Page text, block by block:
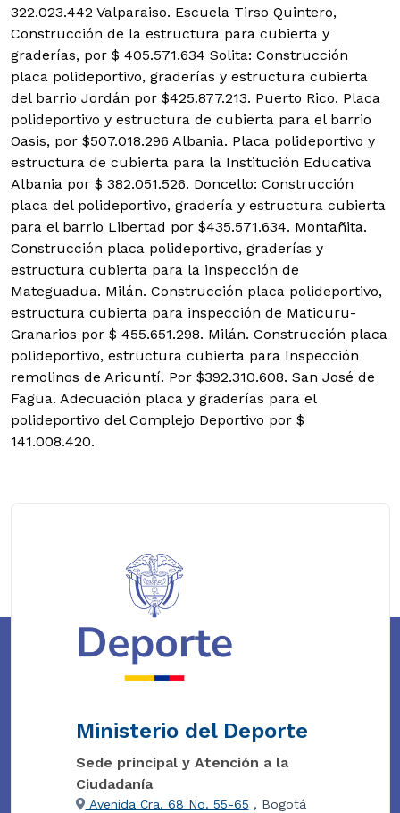
322.023.442 Valparaiso. Escuela Tirso Quintero,
Construcción de la estructura para cubierta y
graderías, por $ 405.571.634 Solita: Construcción
placa polideportivo, graderías y estructura cubierta
del barrio Jordán por $425.877.213. Puerto Rico. Placa
polideportivo y estructura de cubierta para el barrio
Oasis, por $507.018.296 Albania. Placa polideportivo y
estructura de cubierta para la Institución Educativa
Albania por $ 382.051.526. Doncello: Construcción
placa del polideportivo, gradería y estructura cubierta
para el barrio Libertad por $435.571.634. Montañita.
Construcción placa polideportivo, graderías y
estructura cubierta para la inspección de
Mateguadua. Milán. Construcción placa polideportivo,
estructura cubierta para inspección de Maticuru-
Granarios por $ 455.651.298. Milán. Construcción placa
polideportivo, estructura cubierta para Inspección
remolinos de Aricuntí. Por $392.310.608. San José de
Fagua. Adecuación placa y graderías para el
polideportivo del Complejo Deportivo por $
141.008.420.
Ministerio del Deporte
Sede principal y Atención a la
Ciudadanía
Avenida Cra. 68 No. 55-65 , Bogotá